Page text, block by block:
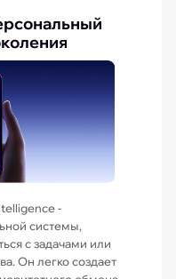
-
системы,
с задачами или
Он легко создает